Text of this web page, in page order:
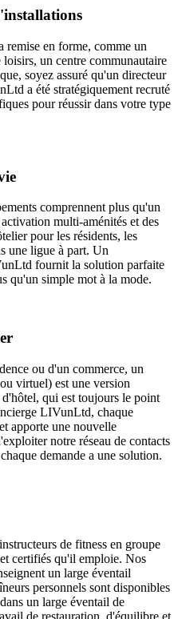
remise en forme, comme un
un centre communautaire
soyez assuré qu'un directeur
a été stratégiquement recruté
pour réussir dans votre type
comprennent plus qu'un
multi-aménités et des
pour les résidents, les
une ligue à part. Un
fournit la solution parfaite
qu'un simple mot à la mode.
ou d'un commerce, un
virtuel) est une version
qui est toujours le point
LIVunLtd, chaque
apporte une nouvelle
notre réseau de contacts
demande a une solution.
de fitness en groupe
certifiés qu'il emploie. Nos
un large éventail
personnels sont disponibles
un large éventail de